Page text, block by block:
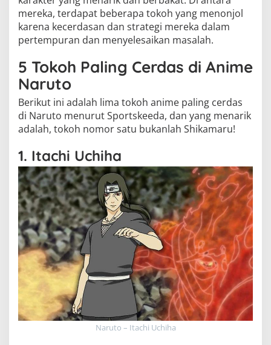
mereka, terdapat beberapa tokoh yang menonjol
karena kecerdasan dan strategi mereka dalam
pertempuran dan menyelesaikan masalah.
5 Tokoh Paling Cerdas di Anime
Naruto
Berikut ini adalah lima tokoh anime paling cerdas
di Naruto menurut Sportskeeda, dan yang menarik
adalah, tokoh nomor satu bukanlah Shikamaru!
1. Itachi Uchiha
Naruto – Itachi Uchiha